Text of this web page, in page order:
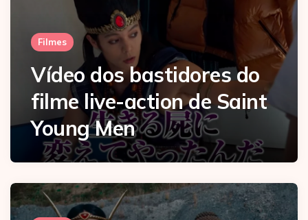
Filmes
Vídeo dos bastidores do
filme live-action de Saint
Young Men